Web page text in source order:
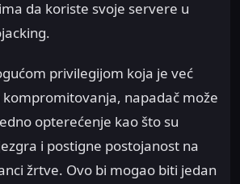
da koriste svoje servere u
privilegijom koja je već
napadač može
opterećenje kao što su
i postigne postojanost na
žrtve. Ovo bi mogao biti jedan